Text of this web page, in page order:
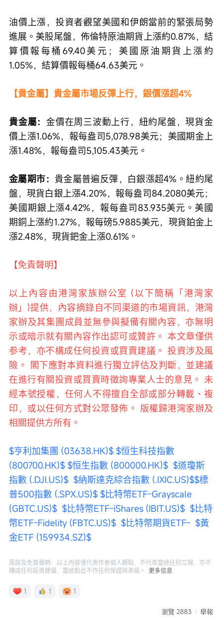
油價上漲，投資者觀望美國和伊朗當前的緊張局勢
進展。美股尾盤，佈倫特原油期貨上漲約0.87%，結
算價報每桶69.40美元；美國原油期貨上漲約
1.05%，結算價報每桶64.63美元。
【貴金屬】貴金屬市場反彈上行，銀價漲超4%
貴金屬：金價在周三波動上行，紐約尾盤，現貨金
價上漲1.06%，報每盎司5,078.98美元；美國期金上
漲1.48%，報每盎司5,105.43美元。
金屬期市： 貴金屬普遍反彈，白銀漲超4%。紐約尾
盤，現貨白銀上漲4.20%，報每盎司84.2080美元；
美國期銀上漲4.42%，報每盎司83.935美元。美國
期銅上漲約1.27%，報每磅5.9885美元，現貨鉑金上
漲2.48%，現貨鈀金上漲0.61%。
【免責聲明】
以上內容由港灣家族辦公室 (以下簡稱「港灣家
辦」)提供，內容摘錄自不同渠道的市場資訊，港灣
家辦及其集團成員並無參與擬備有關內容，亦無明
示或暗示就有關內容作出認可或贊許。 本文章僅供
参考，亦不構成任何投資或買賣建議。 投資涉及風
險。 閣下應對本資料進行獨立評估及判斷，並建議
在進行有關投資或買賣時徵詢專業人士的意見。 未
經本號授權，任何人不得擅自全部或部分轉載、複
印，或以任何方式對公眾發佈。 版權歸港灣家辦及
相關提供方所有。
$亨利加集團 (03638.HK)$ $恒生科技指數
(800700.HK)$ $恒生指數 (800000.HK)$ $道瓊斯
指數 (.DJI.US)$ $納斯達克綜合指數 (.IXIC.US)$$標
普500指數 (.SPX.US)$ $比特幣ETF-Grayscale
(GBTC.US)$ $比特幣ETF-iShares (IBIT.US)$ $比特
幣ETF-Fidelity (FBTC.US)$ $比特幣期貨ETF- $黃
金ETF (159934.SZ)$
風險及免責聲明：以上內容僅代表作者個人觀點，不代表富途任何立場，亦不
構成任何投資建議，富途對此不作任何保證與承諾。
更多信息
1 1 1
瀏覽 2883 舉報